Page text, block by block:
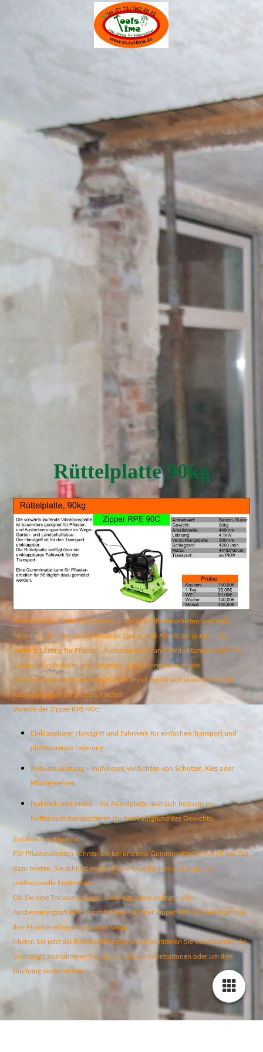
Rüttelplatte 90kg
Professionelle Rüttelplatte mieten – ideal für Pflasterarbeiten und mehr!
Mieten Sie bei uns die hochwertige Zipper RPE-90c Rüttelplatte – die
perfekte Lösung für Pflaster-, Ausbesserungs- und Verdichtungsarbeiten im
Garten-, Landschafts- und Wegebau. Diese vorwärtslaufende
Vibrationsplatte ist besonders handlich und eignet sich sowohl für enge
Räume als auch für größere Flächen.
Vorteile der Zipper RPE-90c:
Einklappbarer Handgriff und Fahrwerk für einfachen Transport und
platzsparende Lagerung.
Robuste Leistung – müheloses Verdichten von Schotter, Kies oder
Pflastersteinen.
Praktisch und mobil – die Rüttelplatte lässt sich bequem im
Kofferraum transportieren (zu zweit aufgrund des Gewichts).
Zusätzliches Angebot:
Für Pflasterarbeiten können Sie bei uns eine Gummimatte für nur 5€ pro Tag
dazu mieten. Sie schützt empfindliche Oberflächen und sorgt für
professionelle Ergebnisse.
Ob Sie eine Terrasse anlegen, Gehwegplatten verlegen oder
Ausbesserungsarbeiten durchführen – mit der Zipper RPE-90c erledigen Sie
Ihre Projekte effizient und zuverlässig.
Mieten Sie jetzt die Rüttelplatte bei uns und profitieren Sie von Qualität, die
überzeugt! Kontaktieren Sie uns für weitere Informationen oder um Ihre
Buchung vorzunehmen.